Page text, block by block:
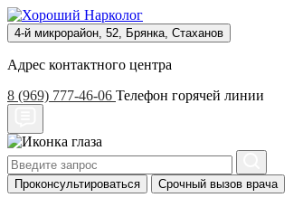
4-й микрорайон, 52, Брянка, Стаханов
Адрес контактного центра
8 (969) 777-46-06 Телефон горячей линии
Проконсультироваться Срочный вызов врача